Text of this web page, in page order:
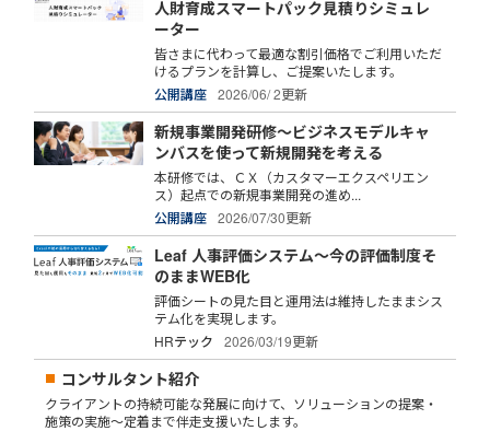
人財育成スマートパック見積りシミュレ
ーター
皆さまに代わって最適な割引価格でご利用いただ
けるプランを計算し、ご提案いたします。
公開講座
2026/06/ 2更新
新規事業開発研修～ビジネスモデルキャ
ンバスを使って新規開発を考える
本研修では、ＣＸ（カスタマーエクスペリエン
ス）起点での新規事業開発の進め...
公開講座
2026/07/30更新
Leaf 人事評価システム～今の評価制度そ
のままWEB化
評価シートの見た目と運用法は維持したままシス
テム化を実現します。
HRテック
2026/03/19更新
コンサルタント紹介
クライアントの持続可能な発展に向けて、ソリューションの提案・
施策の実施～定着まで伴走支援いたします。